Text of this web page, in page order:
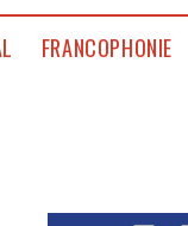
FRANCOPHONIE